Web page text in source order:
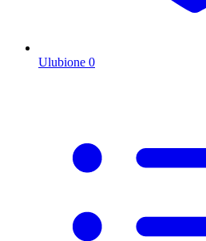
Ulubione 0